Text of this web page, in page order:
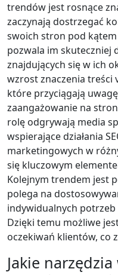
trendów jest rosnące
zaczynają dostrzegać
swoich stron pod
pozwala im skuteczniej
znajdujących się w ich
wzrost znaczenia treści
które przyciągają
zaangażowanie na
rolę odgrywają media
wspierające działania
marketingowych w
się kluczowym
Kolejnym trendem jest
polega na
indywidualnych
Dzięki temu możliwe
oczekiwań klientów, co
Jakie